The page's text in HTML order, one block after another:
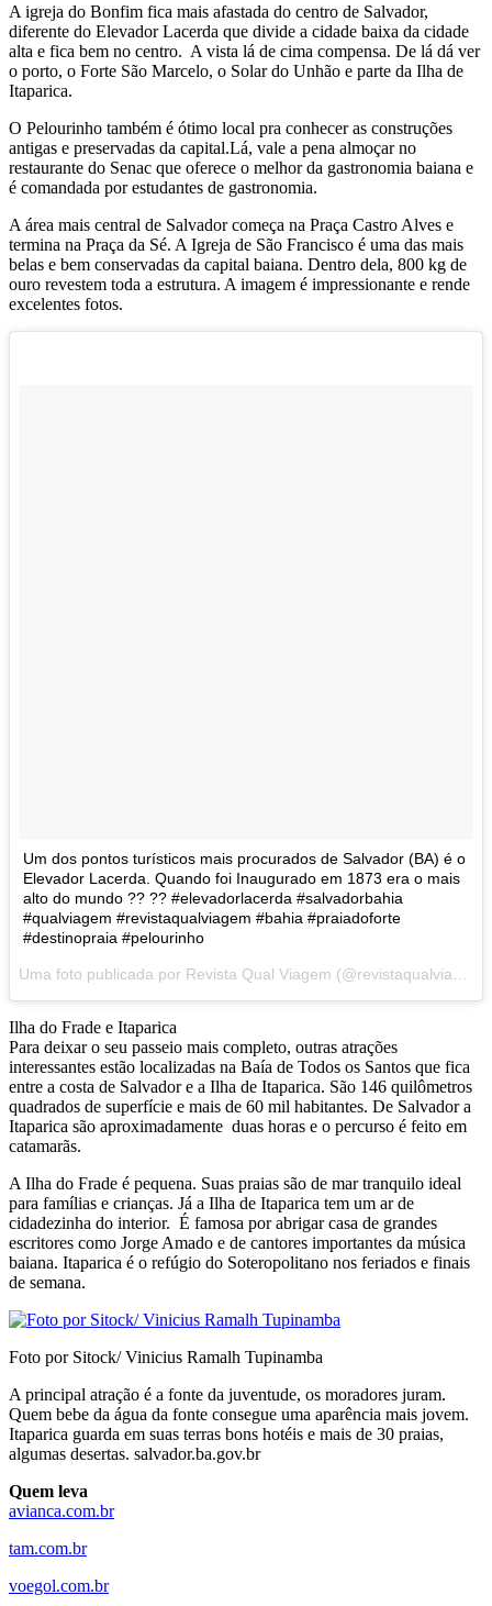
A igreja do Bonfim fica mais afastada do centro de Salvador,
diferente do Elevador Lacerda que divide a cidade baixa da cidade
alta e fica bem no centro. A vista lá de cima compensa. De lá dá ver
o porto, o Forte São Marcelo, o Solar do Unhão e parte da Ilha de
Itaparica.
O Pelourinho também é ótimo local pra conhecer as construções
antigas e preservadas da capital.Lá, vale a pena almoçar no
restaurante do Senac que oferece o melhor da gastronomia baiana e
é comandada por estudantes de gastronomia.
A área mais central de Salvador começa na Praça Castro Alves e
termina na Praça da Sé. A Igreja de São Francisco é uma das mais
belas e bem conservadas da capital baiana. Dentro dela, 800 kg de
ouro revestem toda a estrutura. A imagem é impressionante e rende
excelentes fotos.
Um dos pontos turísticos mais procurados de Salvador (BA) é o
Elevador Lacerda. Quando foi Inaugurado em 1873 era o mais
alto do mundo ?? ?? #elevadorlacerda #salvadorbahia
#qualviagem #revistaqualviagem #bahia #praiadoforte
#destinopraia #pelourinho
Ilha do Frade e Itaparica
Para deixar o seu passeio mais completo, outras atrações
interessantes estão localizadas na Baía de Todos os Santos que fica
entre a costa de Salvador e a Ilha de Itaparica. São 146 quilômetros
quadrados de superfície e mais de 60 mil habitantes. De Salvador a
Itaparica são aproximadamente duas horas e o percurso é feito em
catamarãs.
A Ilha do Frade é pequena. Suas praias são de mar tranquilo ideal
para famílias e crianças. Já a Ilha de Itaparica tem um ar de
cidadezinha do interior. É famosa por abrigar casa de grandes
escritores como Jorge Amado e de cantores importantes da música
baiana. Itaparica é o refúgio do Soteropolitano nos feriados e finais
de semana.
Foto por Sitock/ Vinicius Ramalh Tupinamba
A principal atração é a fonte da juventude, os moradores juram.
Quem bebe da água da fonte consegue uma aparência mais jovem.
Itaparica guarda em suas terras bons hotéis e mais de 30 praias,
algumas desertas. salvador.ba.gov.br
Quem leva
avianca.com.br
tam.com.br
voegol.com.br